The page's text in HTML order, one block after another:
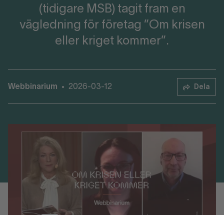
(tidigare MSB) tagit fram en
vägledning för företag ”Om krisen
eller kriget kommer”.
Webbinarium • 2026-03-12 Dela